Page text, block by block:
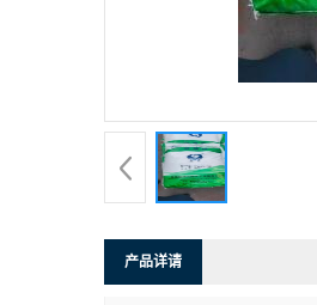
产品详请